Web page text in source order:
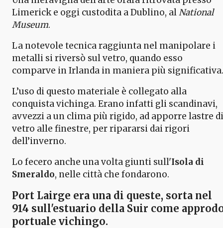
Limerick e oggi custodita a Dublino, alNational
Museum.
La notevole tecnica raggiunta nel manipolare i
metalli si riversò sul vetro, quando esso
comparve in Irlanda in maniera più significativa.
L’uso di questo materiale è collegato alla
conquista vichinga. Erano infatti gli scandinavi,
avvezzi a un clima più rigido, ad apporre lastre di
vetro alle finestre, per ripararsi dai rigori
dell’inverno.
Lo fecero anche una volta giunti sull'Isola di
Smeraldo, nelle città che fondarono.
Port Lairge era una di queste, sorta nel
914 sull'estuario della Suir come
portuale vichingo.